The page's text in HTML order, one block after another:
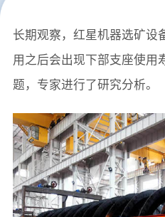
长期观察，红星机器选矿设
用之后会出现下部支座使用
题，专家进行了研究分析。